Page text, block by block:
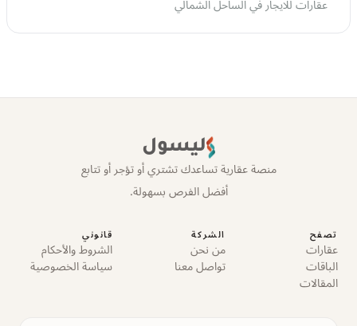
عقارات للايجار في الساحل الشمالي
ليسول
منصة عقارية تساعدك تشتري أو تؤجر أو تتابع
أفضل الفرص بسهولة.
تصفح
عقارات
الباقات
المقالات
الشركة
من نحن
تواصل معنا
قانوني
الشروط والأحكام
سياسة الخصوصية